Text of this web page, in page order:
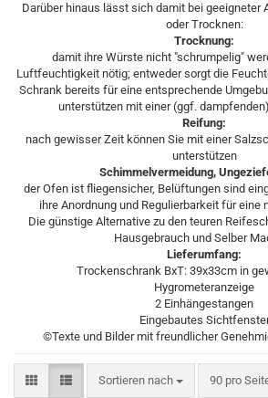
Darüber hinaus lässt sich damit bei geeigneter
oder Trocknen:
Trocknung:
damit ihre Würste nicht "schrumpelig"
Luftfeuchtigkeit nötig; entweder sorgt die
Schrank bereits für eine entsprechende
unterstützen mit einer (ggf.
Reifung:
nach gewisser Zeit können Sie mit einer
unterstützen
Schimmelvermeidung,
der Ofen ist fliegensicher, Belüftungen sind
ihre Anordnung und Regulierbarkeit für eine
Die günstige Alternative zu den teuren
Hausgebrauch und Selber
Lieferumfang:
Trockenschrank BxT: 39x33cm in
Hygrometeranzeige
2 Einhängestangen
Eingebautes
©Texte und Bilder mit freundlicher
Sortieren nach
Sortieren nach 90 pro
pro Seite